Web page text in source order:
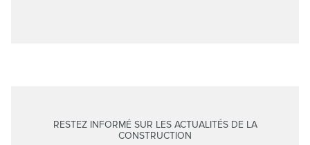
RESTEZ INFORMÉ SUR LES ACTUALITÉS DE LA
CONSTRUCTION